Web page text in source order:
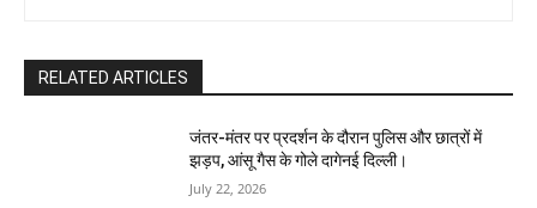
RELATED ARTICLES
जंतर-मंतर पर प्रदर्शन के दौरान पुलिस और छात्रों में
झड़प, आंसू गैस के गोले दागेनई दिल्ली।
July 22, 2026